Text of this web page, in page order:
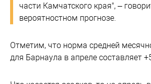
части Камчатского края", –
вероятностном прогнозе.
Отметим, что норма средней
для Барнаула в апреле составляет